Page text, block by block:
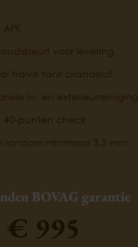
voor levering
halve tank brandstof
in- en exterieurreiniging
40-punten check
rondom minimaal 3,5 mm
BOVAG garantie
€ 995